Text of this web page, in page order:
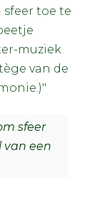
toe te
muziek
van de
sfeer
van een